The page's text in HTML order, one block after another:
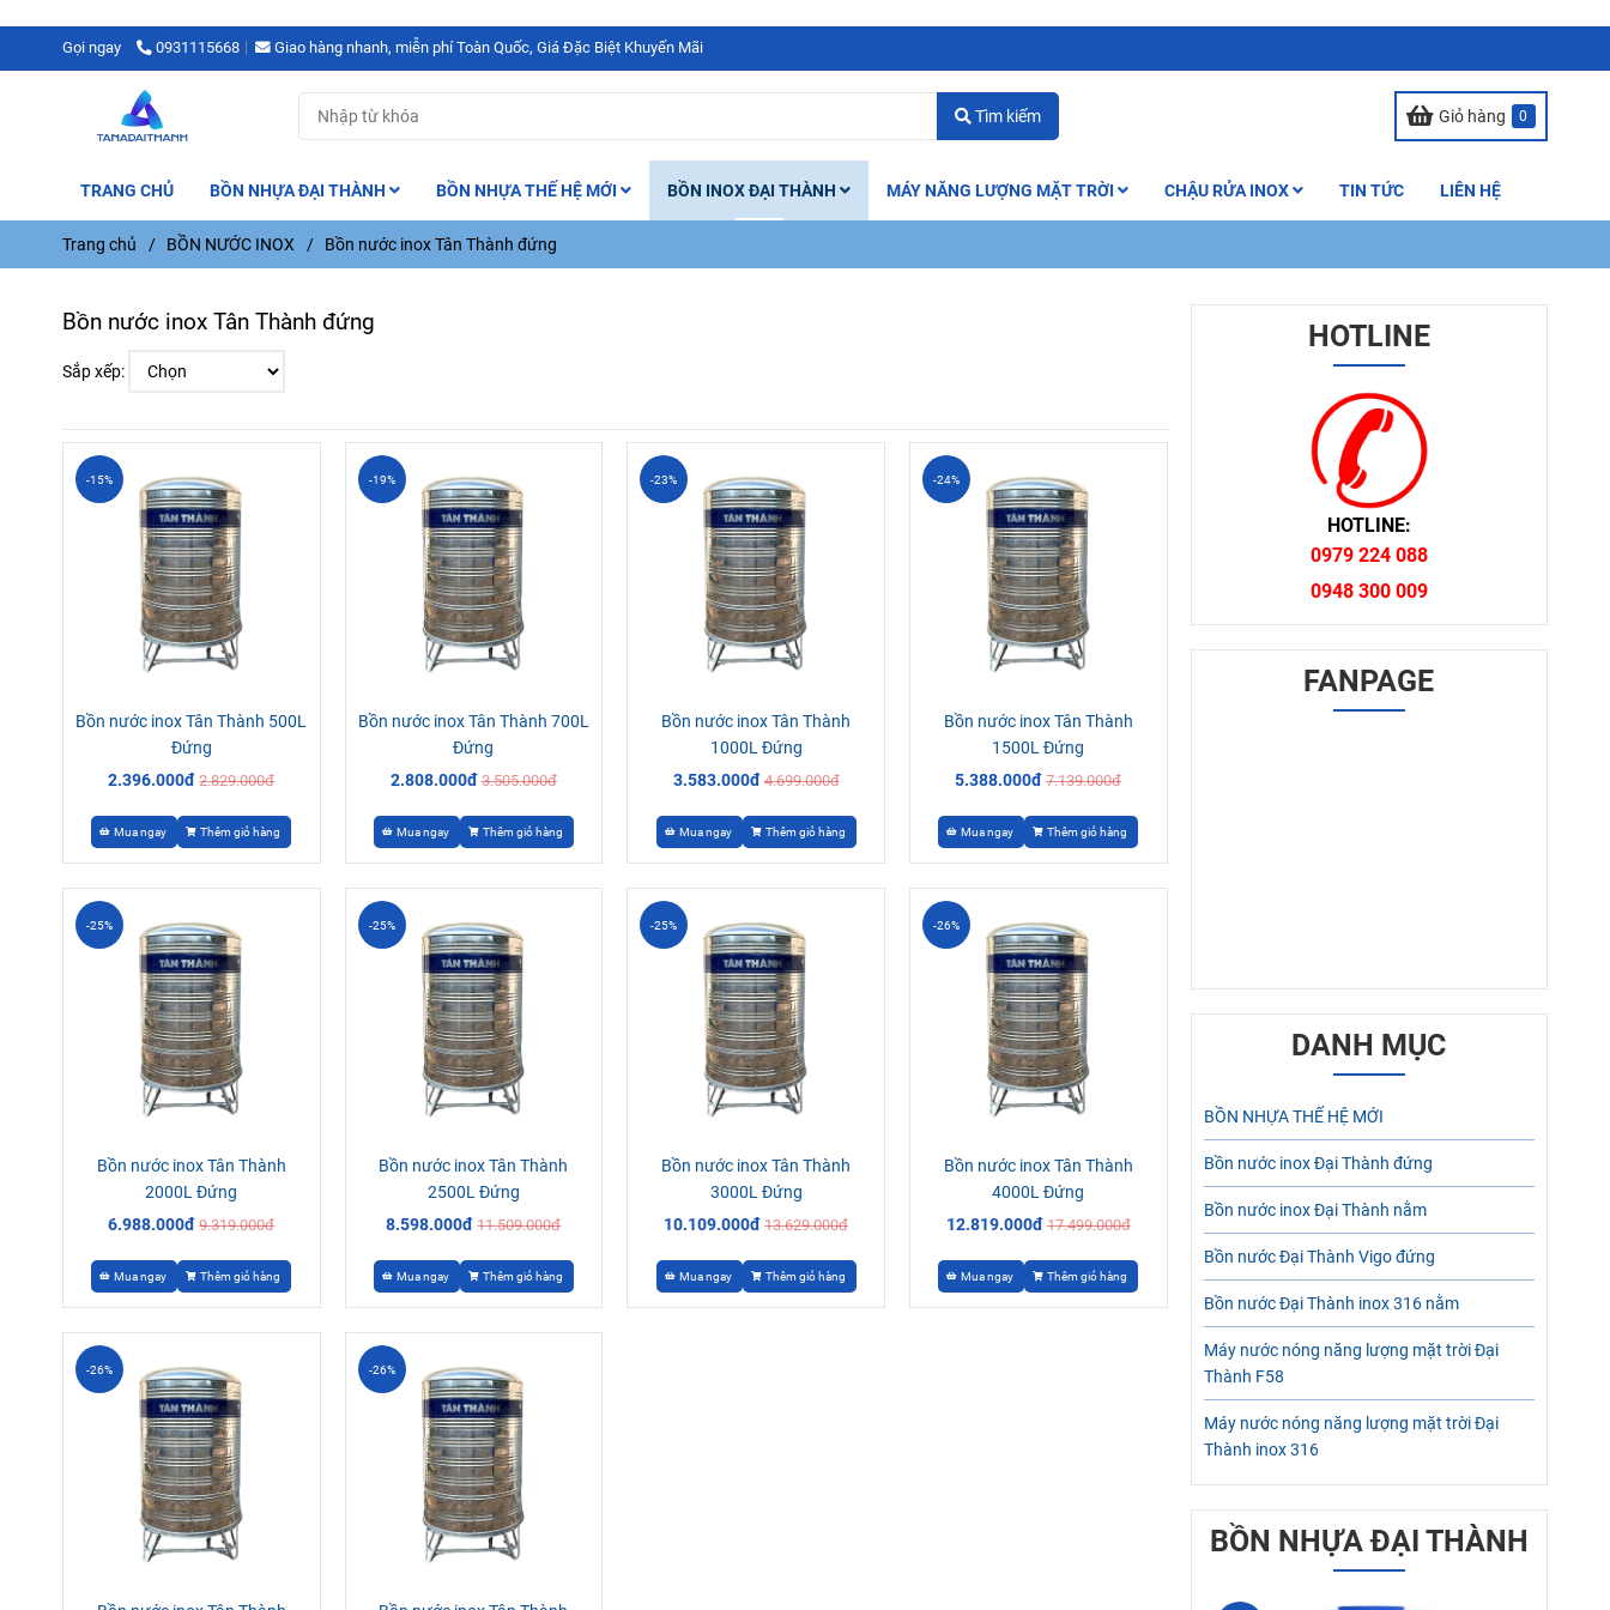
Gọi ngay 0931115668 Giao hàng nhanh, miễn phí Toàn Quốc, Giá Đặc Biệt Khuyến Mãi
Tìm kiếm Giỏ hàng 0
TRANG CHỦ BỒN NHỰA ĐẠI THÀNH BỒN NHỰA THẾ HỆ MỚI BỒN INOX ĐẠI THÀNH MÁY NĂNG LƯỢNG MẶT TRỜI CHẬU RỬA INOX TIN TỨC LIÊN HỆ
Trang chủ / BỒN NƯỚC INOX / Bồn nước inox Tân Thành đứng
Bồn nước inox Tân Thành đứng
Sắp xếp:
Bồn nước inox Tân Thành 500L
Đứng
2.396.000đ 2.829.000đ
-15%
Mua ngay Thêm giỏ hàng
Bồn nước inox Tân Thành 700L
Đứng
2.808.000đ 3.505.000đ
-19%
Mua ngay Thêm giỏ hàng
Bồn nước inox Tân Thành
1000L Đứng
3.583.000đ 4.699.000đ
-23%
Mua ngay Thêm giỏ hàng
Bồn nước inox Tân Thành
1500L Đứng
5.388.000đ 7.139.000đ
-24%
Mua ngay Thêm giỏ hàng
Bồn nước inox Tân Thành
2000L Đứng
6.988.000đ 9.319.000đ
-25%
Mua ngay Thêm giỏ hàng
Bồn nước inox Tân Thành
2500L Đứng
8.598.000đ 11.509.000đ
-25%
Mua ngay Thêm giỏ hàng
Bồn nước inox Tân Thành
3000L Đứng
10.109.000đ 13.629.000đ
-25%
Mua ngay Thêm giỏ hàng
Bồn nước inox Tân Thành
4000L Đứng
12.819.000đ 17.499.000đ
-26%
Mua ngay Thêm giỏ hàng
-26% -26%
HOTLINE
HOTLINE:
0979 224 088
0948 300 009
FANPAGE
DANH MỤC
BỒN NHỰA THẾ HỆ MỚI
Bồn nước inox Đại Thành đứng
Bồn nước inox Đại Thành nằm
Bồn nước Đại Thành Vigo đứng
Bồn nước Đại Thành inox 316 nằm
Máy nước nóng năng lượng mặt trời Đại
Thành F58
Máy nước nóng năng lượng mặt trời Đại
Thành inox 316
BỒN NHỰA ĐẠI THÀNH